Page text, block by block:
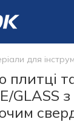
для
плитці
GLASS з